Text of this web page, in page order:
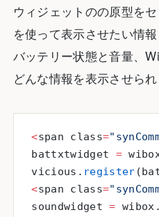
ウィジェットのの原型を
を使って表示させたい情
バッテリー状態と音量、
どんな情報を表示させら
<span class=
battxtwidget =
vicious. register
<span class=
soundwidget =